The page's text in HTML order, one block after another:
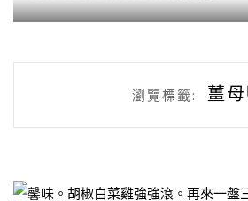
瀏覽標籤: 薑